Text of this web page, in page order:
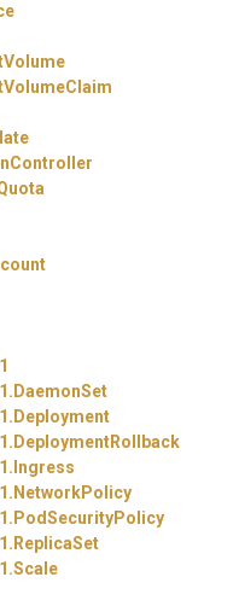
DaemonSet
Deployment
DeploymentRollback
Ingress
NetworkPolicy
PodSecurityPolicy
ReplicaSet
Scale